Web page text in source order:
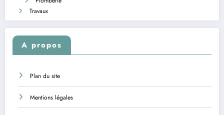
Travaux
A propos
Plan du site
Mentions légales